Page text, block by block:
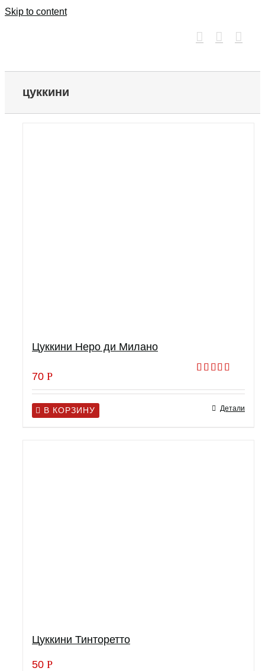
Skip to content
цуккини
Цуккини Неро ди Милано
5.00из 5
70 Р
В КОРЗИНУ Детали
Цуккини Тинторетто
50 Р